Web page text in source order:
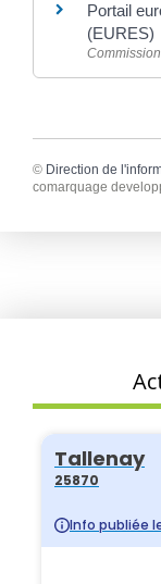
Portail
(EURES)
© Direction de
comarquage